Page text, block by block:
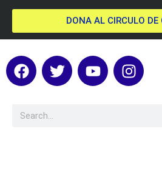
DONA AL CIRCULO DE